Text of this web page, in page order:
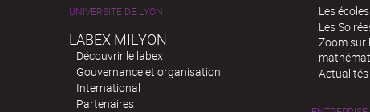
UNIVERSITÉ DE LYON
LABEX MILYON
Découvrir le labex
Gouvernance et organisation
International
Partenaires
Les
Les
Zoom sur
Actualités